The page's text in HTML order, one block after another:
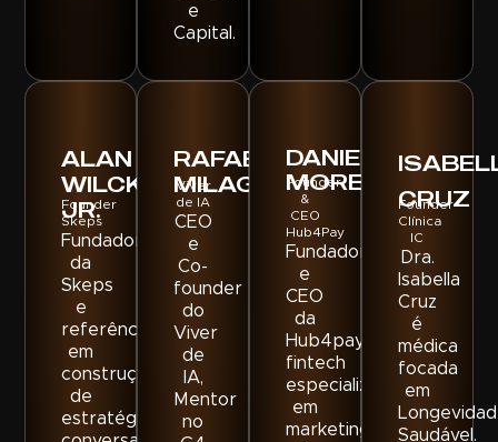
e
Capital.
ALAN
WILCKAY
JR.
Founder
Skeps
Fundador
da
Skeps
e
referência
em
construção
de
estratégias
RAFAEL
MILAGRE
Viver
de IA
CEO
e
Co-
founder
do
Viver
de
IA,
Mentor
no
DANIEL
MOREIRA
Founder
&
CEO
Hub4Pay
Fundador
e
CEO
da
Hub4pay,
fintech
especializada
em
marketing
CRUZ
Founder
Clínica
IC
Dra.
Isabella
Cruz
é
médica
focada
em
Saudável.